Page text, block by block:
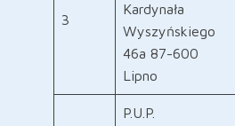
3
Kardynała
Wyszyńskiego
46a 87-600
Lipno
P.U.P.